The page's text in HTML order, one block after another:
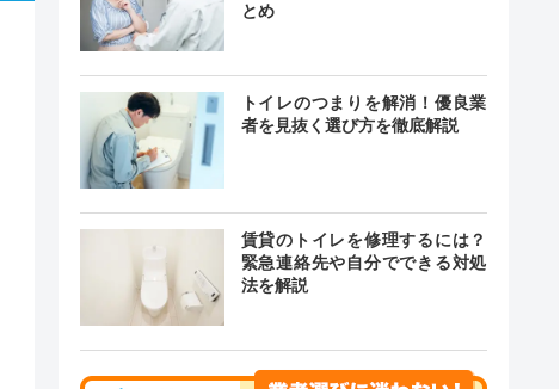
クチコミ
ー
とめ
トイレのつまりを解消！優良業
者を見抜く選び方を徹底解説
賃貸のトイレを修理するには？
緊急連絡先や自分でできる対処
法を解説